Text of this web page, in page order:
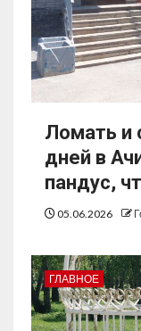
Ломать и
дней в
пандус,
05.06.2026
ГЛАВНОЕ